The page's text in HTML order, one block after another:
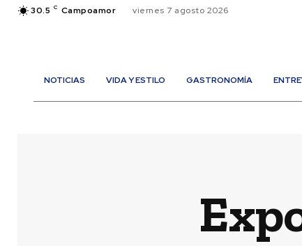
30.5 C Campoamor viernes 7 agosto 2026
NOTICIAS VIDA Y ESTILO GASTRONOMÍA